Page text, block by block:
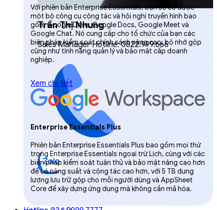
Trần Thị Nhung
Sales Manager Hotline: 0822.999.666
Với phiên bản Enterprise Essentials, bạn sẽ có được
một bộ công cụ cộng tác và hội nghị truyền hình bao
gồm Google Drive, Google Docs, Google Meet và
Google Chat. Nó cung cấp cho tổ chức của bạn các
biện pháp kiểm soát chính sách nâng cao, bộ nhớ gộp
cũng như tính năng quản lý và bảo mật cấp doanh
nghiệp.
Xem chi tiết
Enterprise Essentials Plus
Phiên bản Enterprise Essentials Plus bao gồm mọi thứ
trong Enterprise Essentials ngoại trừ Lịch, cùng với các
biện pháp kiểm soát tuân thủ và bảo mật nâng cao hơn
để có năng suất và cộng tác cao hơn, với 5 TB dung
lượng lưu trữ gộp cho mỗi người dùng và AppSheet
Core để xây dựng ứng dụng mà không cần mã hóa.